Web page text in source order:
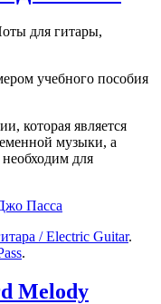
для гитары,
учебного пособия
которая является
музыки, а
для
Пасса
/ Electric Guitar.
.
Melody